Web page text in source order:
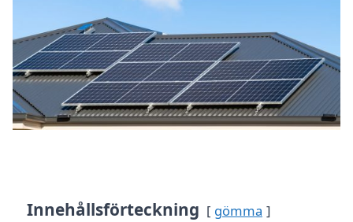
Innehållsförteckning gömma